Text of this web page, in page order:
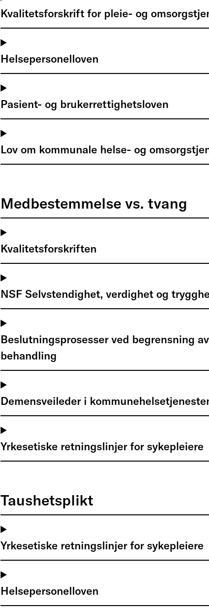
Kvalitetsforskrift for pleie- og
Helsepersonelloven
Pasient- og brukerrettighetsloven
Lov om kommunale helse- og
Medbestemmelse vs. tvang
Kvalitetsforskriften
NSF Selvstendighet, verdighet og
Beslutningsprosesser ved begrensning
behandling
Demensveileder i
Yrkesetiske retningslinjer for sykepleiere
Taushetsplikt
Yrkesetiske retningslinjer for sykepleiere
Helsepersonelloven